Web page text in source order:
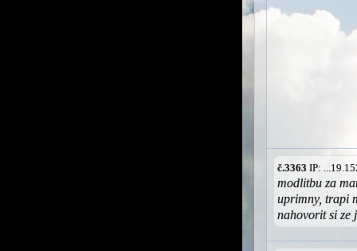
č.3363 IP:
modlitbu za
uprimny, trapi
nahovorit si ze